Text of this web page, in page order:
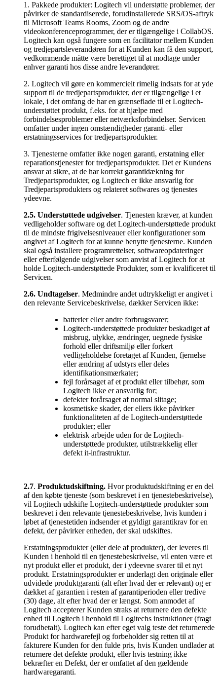
1. Pakkede produkter: Logitech vil understøtte problemer, der
påvirker de standardiserede, forudinstallerede SRS/OS-aftryk
til Microsoft Teams Rooms, Zoom og de andre
videokonferenceprogrammer, der er tilgængelige i CollabOS.
Logitech kan også fungere som en facilitator mellem Kunden
og tredjepartsleverandøren for at Kunden kan få den support,
vedkommende måtte være berettiget til at modtage under
enhver garanti hos disse andre leverandører.
2. Logitech vil gøre en kommercielt rimelig indsats for at yde
support til de tredjepartsprodukter, der er tilgængelige i et
lokale, i det omfang de har en grænseflade til et Logitech-
understøttet produkt, f.eks. for at hjælpe med
forbindelsesproblemer eller netværksforbindelser. Servicen
omfatter under ingen omstændigheder garanti- eller
erstatningsservices for tredjepartsprodukter.
3. Tjenesterne omfatter ikke nogen garanti, erstatning eller
reparationstjenester for tredjepartsprodukter. Det er Kundens
ansvar at sikre, at de har korrekt garantidækning for
Tredjepartsprodukter, og Logitech er ikke ansvarlig for
Tredjepartsprodukters og relateret softwares og tjenestes
ydeevne.
2.5. Understøttede udgivelser. Tjenesten kræver, at kunden
vedligeholder software og det Logitech-understøttede produkt
til de mindste frigivelsesniveauer eller konfigurationer som
angivet af Logitech for at kunne benytte tjenesterne. Kunden
skal også installere programrettelser, softwareopdateringer
eller efterfølgende udgivelser som anvist af Logitech for at
holde Logitech-understøttede Produkter, som er kvalificeret til
Servicen.
2.6. Undtagelser. Medmindre andet udtrykkeligt er angivet i
den relevante Servicebeskrivelse, dækker Servicen ikke:
batterier eller andre forbrugsvarer;
Logitech-understøttede produkter beskadiget af
misbrug, ulykke, ændringer, uegnede fysiske
forhold eller driftsmiljø eller forkert
vedligeholdelse foretaget af Kunden, fjernelse
eller ændring af udstyrs eller deles
identifikationsmærkater;
fejl forårsaget af et produkt eller tilbehør, som
Logitech ikke er ansvarlig for;
defekter forårsaget af normal slitage;
kosmetiske skader, der ellers ikke påvirker
funktionaliteten af de Logitech-understøttede
produkter; eller
elektrisk arbejde uden for de Logitech-
understøttede produkter, utilstrækkelig eller
defekt it-infrastruktur.
2.7. Produktudskiftning. Hvor produktudskiftning er en del
af den købte tjeneste (som beskrevet i en tjenestebeskrivelse),
vil Logitech udskifte Logitech-understøttede produkter som
beskrevet i den relevante tjenestebeskrivelse, hvis kunden i
løbet af tjenestetiden indsender et gyldigt garantikrav for en
defekt, der påvirker enheden, der skal udskiftes.
Erstatningsprodukter (eller dele af produkter), der leveres til
Kunden i henhold til en tjenestebeskrivelse, vil enten være et
nyt produkt eller et produkt, der i ydeevne svarer til et nyt
produkt. Erstatningsprodukter er underlagt den originale eller
udvidede produktgaranti (alt efter hvad der er relevant) og er
dækket af garantien i resten af garantiperioden eller tredive
(30) dage, alt efter hvad der er længst. Som anmodet af
Logitech accepterer Kunden straks at returnere den defekte
enhed til Logitech i henhold til Logitechs instruktioner (fragt
forudbetalt). Logitech kan efter eget valg teste det returnerede
Produkt for hardwarefejl og forbeholder sig retten til at
fakturere Kunden for den fulde pris, hvis Kunden undlader at
returnere det defekte produkt, eller hvis testning ikke
bekræfter en Defekt, der er omfattet af den gældende
hardwaregaranti.